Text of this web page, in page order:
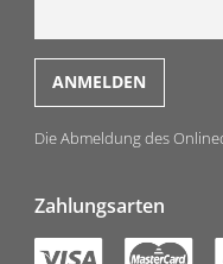
Die Abmeldung des
Zahlungsarten